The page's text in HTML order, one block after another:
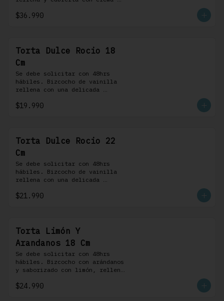
profiteroles.
$36.990
Torta Dulce Rocio 18
Cm
Se debe solicitar con 48hrs
hábiles. Bizcocho de vainilla
rellena con una delicada
de leche cubierta con nuestra
$19.990
Torta Dulce Rocio 22
Cm
Se debe solicitar con 48hrs
hábiles. Bizcocho de vainilla
rellena con una delicada
de leche cubierta con nuestra
$21.990
Torta Limón Y
Arandanos 18 Cm
Se debe solicitar con 48hrs
hábiles. Bizcocho con arándanos
y saborizado con limón, rellena
rojos y cubierta con un
$24.990